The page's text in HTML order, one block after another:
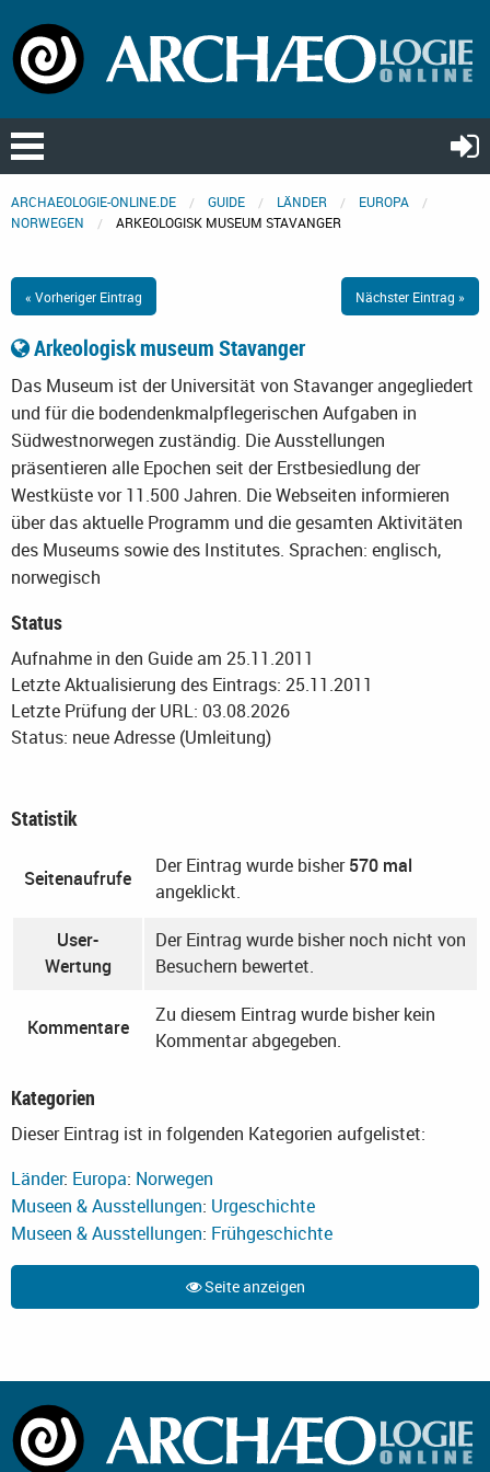
ARCHAEOLOGIE-ONLINE.DE GUIDE LÄNDER
EUROPA
NORWEGEN
ARKEOLOGISK MUSEUM STAVANGER
« Vorheriger Eintrag Nächster Eintrag »
Arkeologisk museum Stavanger
Das Museum ist der Universität von Stavanger angegliedert
und für die bodendenkmalpflegerischen Aufgaben in
Südwestnorwegen zuständig. Die Ausstellungen
präsentieren alle Epochen seit der Erstbesiedlung der
Westküste vor 11.500 Jahren. Die Webseiten informieren
über das aktuelle Programm und die gesamten Aktivitäten
des Museums sowie des Institutes. Sprachen: englisch,
norwegisch
Status
Aufnahme in den Guide am 25.11.2011
Letzte Aktualisierung des Eintrags: 25.11.2011
Letzte Prüfung der URL: 03.08.2026
Status: neue Adresse (Umleitung)
Statistik
Seitenaufrufe
Der Eintrag wurde bisher570 mal
angeklickt.
User-
Wertung
Der Eintrag wurde bisher noch nicht von
Besuchern bewertet.
Kommentare
Zu diesem Eintrag wurde bisher kein
Kommentar abgegeben.
Kategorien
Dieser Eintrag ist in folgenden Kategorien aufgelistet:
Länder: Europa: Norwegen
Museen & Ausstellungen: Urgeschichte
Museen & Ausstellungen: Frühgeschichte
Seite anzeigen